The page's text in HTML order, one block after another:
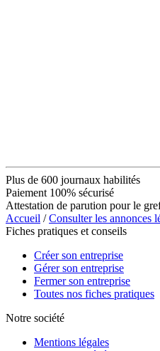
Plus de 600 journaux habilités
Paiement 100% sécurisé
Attestation de parution pour le
Accueil /Consulter les annonces
Fiches pratiques et conseils
Créer son entreprise
Gérer son entreprise
Fermer son entreprise
Toutes nos fiches pratiques
Notre société
Mentions légales